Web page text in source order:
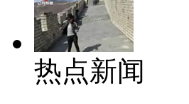
热点新闻